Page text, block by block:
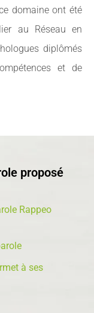
domaine ont été
au Réseau en
diplômés
et de
proposé
Rappeo
à ses